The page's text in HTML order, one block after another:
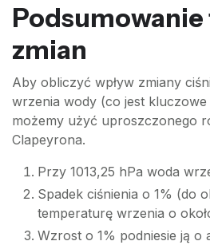
Podsumowanie
zmian
Aby obliczyć wpływ zmiany
wrzenia wody (co jest
możemy użyć uproszczonego
Clapeyrona.
Przy 1013,25 hPa woda
Spadek ciśnienia o 1% (do
temperaturę wrzenia o
Wzrost o 1% podniesie ją o